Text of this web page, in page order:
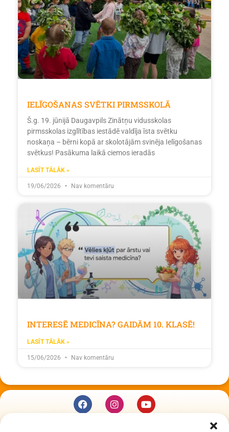
IELĪGOŠANAS SVĒTKI PIRMSSKOLĀ
Š.g. 19. jūnijā Daugavpils Zinātņu vidusskolas
pirmsskolas izglītības iestādē valdīja īsta svētku
noskaņa – bērni kopā ar skolotājām svinēja Ielīgošanas
svētkus! Pasākuma laikā ciemos ieradās
LASĪT TĀLĀK »
19/06/2026 Nav komentāru
INTERESĒ MEDICĪNA? GAIDĀM 10. KLASĒ!
LASĪT TĀLĀK »
15/06/2026 Nav komentāru